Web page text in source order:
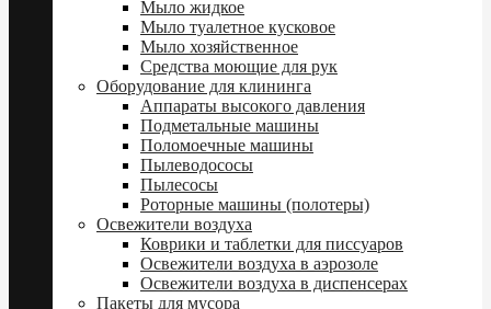
Мыло жидкое
Мыло туалетное кусковое
Мыло хозяйственное
Средства моющие для рук
Оборудование для клининга
Аппараты высокого давления
Подметальные машины
Поломоечные машины
Пылеводососы
Пылесосы
Роторные машины (полотеры)
Освежители воздуха
Коврики и таблетки для писсуаров
Освежители воздуха в аэрозоле
Освежители воздуха в диспенсерах
Пакеты для мусора